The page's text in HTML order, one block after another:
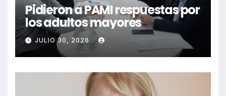
Pidieron a PAMI respuestas por
los adultos mayores
JULIO 30, 2026